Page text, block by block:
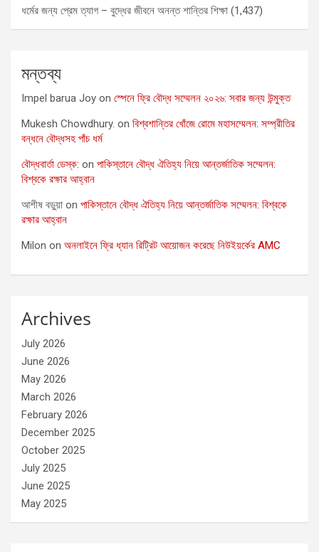
ধর্মের জন্য প্রেম ত্যাগ – বুদ্ধের জীবনে অনন্ত শান্তির শিক্ষা (1,437)
মন্তব্য
Impel barua Joy on স্পেনে ফ্রি বৌদ্ধ সম্মেলন ২০২৬: সবার জন্য উন্মুক্ত
Mukesh Chowdhury. on বিশ্বশান্তির খোঁজে রোমে মহাসম্মেলন: সম্প্রীতির
বন্ধনে বৌদ্ধসহ পাঁচ ধর্ম
বৌদ্ধবার্তা ডেস্ক: on পাকিস্তানে বৌদ্ধ ঐতিহ্য নিয়ে আন্তর্জাতিক সম্মেলন:
বিশ্বকে রক্ষার আহ্বান
আশীষ বড়ুয়া on পাকিস্তানে বৌদ্ধ ঐতিহ্য নিয়ে আন্তর্জাতিক সম্মেলন: বিশ্বকে
রক্ষার আহ্বান
Milon on অনলাইনে ফ্রি ধ্যান রিট্রিট আয়োজন করেছে নিউইয়র্কের AMC
Archives
July 2026
June 2026
May 2026
March 2026
February 2026
December 2025
October 2025
July 2025
June 2025
May 2025